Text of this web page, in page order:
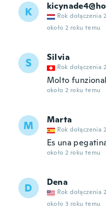
K Rok dołączenia
około 2 roku temu
S Silvia
Rok dołączenia
Molto
około 2 roku temu
M Marta
Rok dołączenia
Es una
około 2 roku temu
D Dena
Rok dołączenia
około 3 roku temu